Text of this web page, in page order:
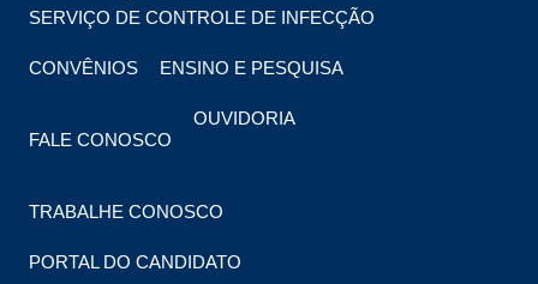
SERVIÇO DE CONTROLE DE INFECÇÃO
CONVÊNIOS ENSINO E PESQUISA
FALE CONOSCO
OUVIDORIA
TRABALHE CONOSCO
PORTAL DO CANDIDATO